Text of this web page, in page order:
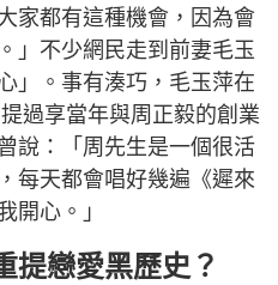
家都有這種機會，因為會
」不少網民走到前妻毛玉
」。事有湊巧，毛玉萍在
過享當年與周正毅的創業
說：「周先生是一個很活
每天都會唱好幾遍《遲來
開心。」
提戀愛黑歷史？